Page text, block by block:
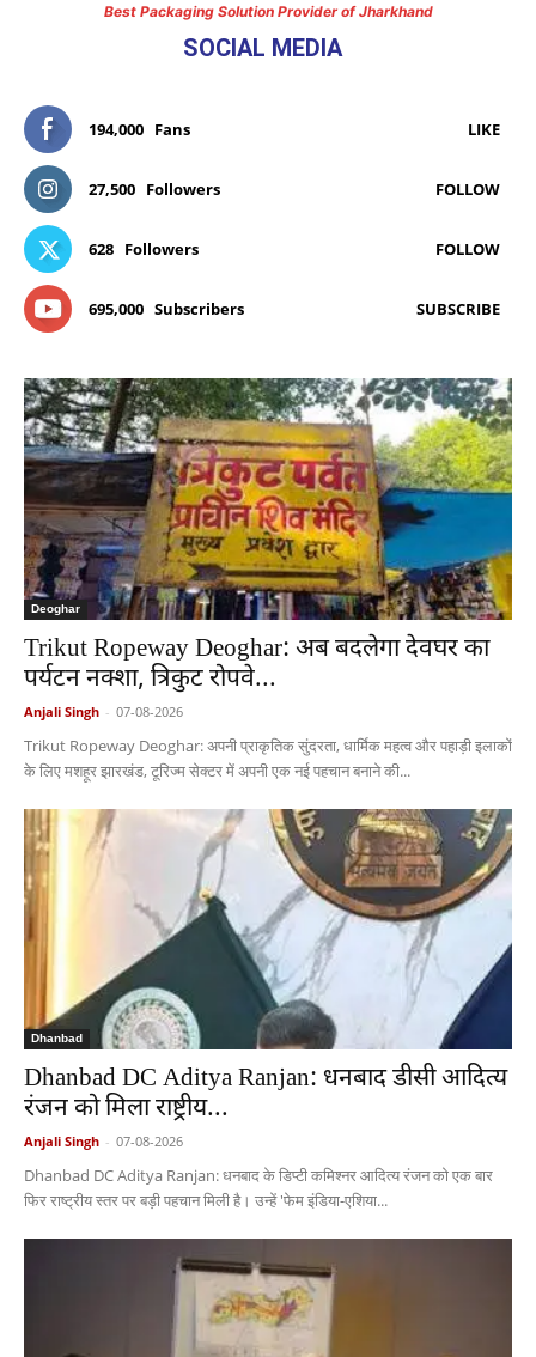
Best Packaging Solution Provider of Jharkhand
SOCIAL MEDIA
194,000 Fans LIKE
27,500 Followers FOLLOW
628 Followers FOLLOW
695,000 Subscribers SUBSCRIBE
Deoghar
Trikut Ropeway Deoghar: अब बदलेगा देवघर का
पर्यटन नक्शा, त्रिकुट रोपवे...
Anjali Singh - 07-08-2026
Trikut Ropeway Deoghar: अपनी प्राकृतिक सुंदरता, धार्मिक महत्व और पहाड़ी इलाकों
के लिए मशहूर झारखंड, टूरिज्म सेक्टर में अपनी एक नई पहचान बनाने की...
Dhanbad
Dhanbad DC Aditya Ranjan: धनबाद डीसी आदित्य
रंजन को मिला राष्ट्रीय...
Anjali Singh - 07-08-2026
Dhanbad DC Aditya Ranjan: धनबाद के डिप्टी कमिश्नर आदित्य रंजन को एक बार
फिर राष्ट्रीय स्तर पर बड़ी पहचान मिली है। उन्हें 'फेम इंडिया-एशिया...